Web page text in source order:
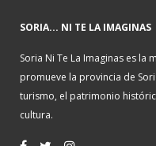
SORIA... NI TE LA IMAGINAS
Soria Ni Te La Imaginas es la
promueve la provincia de
turismo, el patrimonio
cultura.